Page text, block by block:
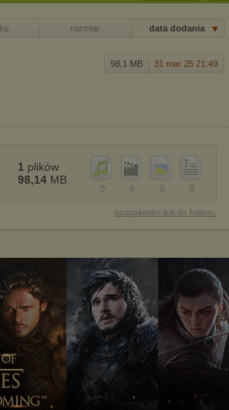
rozmiar data dodania
98,1 MB 31 mar 25 21:49
0
0
0
0
1 plików
98,14 MB
bezpośredni link do folderu